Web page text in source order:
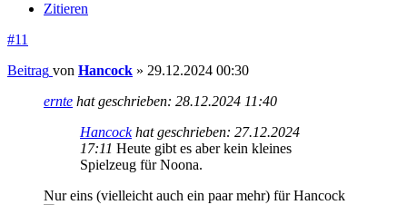
Zitieren
#11
Beitrag von Hancock » 29.12.2024 00:30
ernte hat geschrieben: 28.12.2024 11:40
Hancockhat geschrieben: 27.12.2024
17:11 Heute gibt es aber kein kleines
Spielzeug für Noona.
Nur eins (vielleicht auch ein paar mehr) für Hancock